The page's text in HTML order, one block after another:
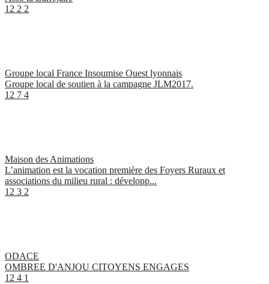
12 2 2
Groupe local France Insoumise Ouest lyonnais
Groupe local de soutien à la campagne JLM2017.
12 7 4
Maison des Animations
L’animation est la vocation première des Foyers Ruraux et
associations du milieu rural : développ...
12 3 2
ODACE
OMBREE D'ANJOU CITOYENS ENGAGES
12 4 1